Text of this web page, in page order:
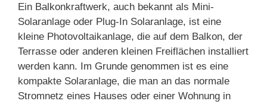
Ein Balkonkraftwerk, auch bekannt als Mini-
Solaranlage oder Plug-In Solaranlage, ist eine
kleine Photovoltaikanlage, die auf dem Balkon, der
Terrasse oder anderen kleinen Freiflächen installiert
werden kann. Im Grunde genommen ist es eine
kompakte Solaranlage, die man an das normale
Stromnetz eines Hauses oder einer Wohnung in